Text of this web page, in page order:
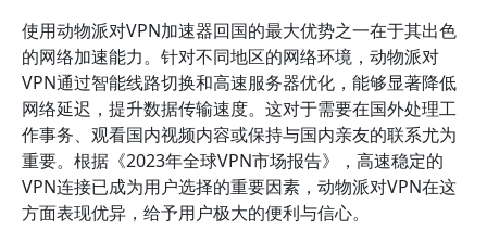
使用动物派对VPN加速器回国的最大优势之一在于其出色
的网络加速能力。针对不同地区的网络环境，动物派对
VPN通过智能线路切换和高速服务器优化，能够显著降低
网络延迟，提升数据传输速度。这对于需要在国外处理工
作事务、观看国内视频内容或保持与国内亲友的联系尤为
重要。根据《2023年全球VPN市场报告》，高速稳定的
VPN连接已成为用户选择的重要因素，动物派对VPN在这
方面表现优异，给予用户极大的便利与信心。